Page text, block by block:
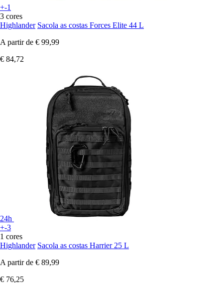
+-1
3 cores
Highlander Sacola as costas Forces Elite 44 L
A partir de € 99,99
€ 84,72
24h
+-3
1 cores
Highlander Sacola as costas Harrier 25 L
A partir de € 89,99
€ 76,25